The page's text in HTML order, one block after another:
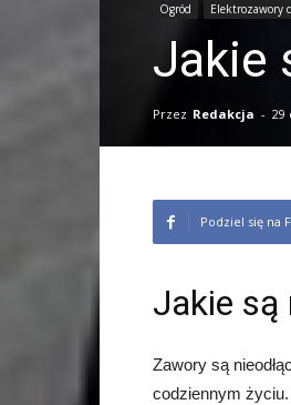
Ogród Elektrozawory
Jakie
Przez Redakcja - 29
Podziel się na
Jakie są
Zawory są
codziennym życiu.